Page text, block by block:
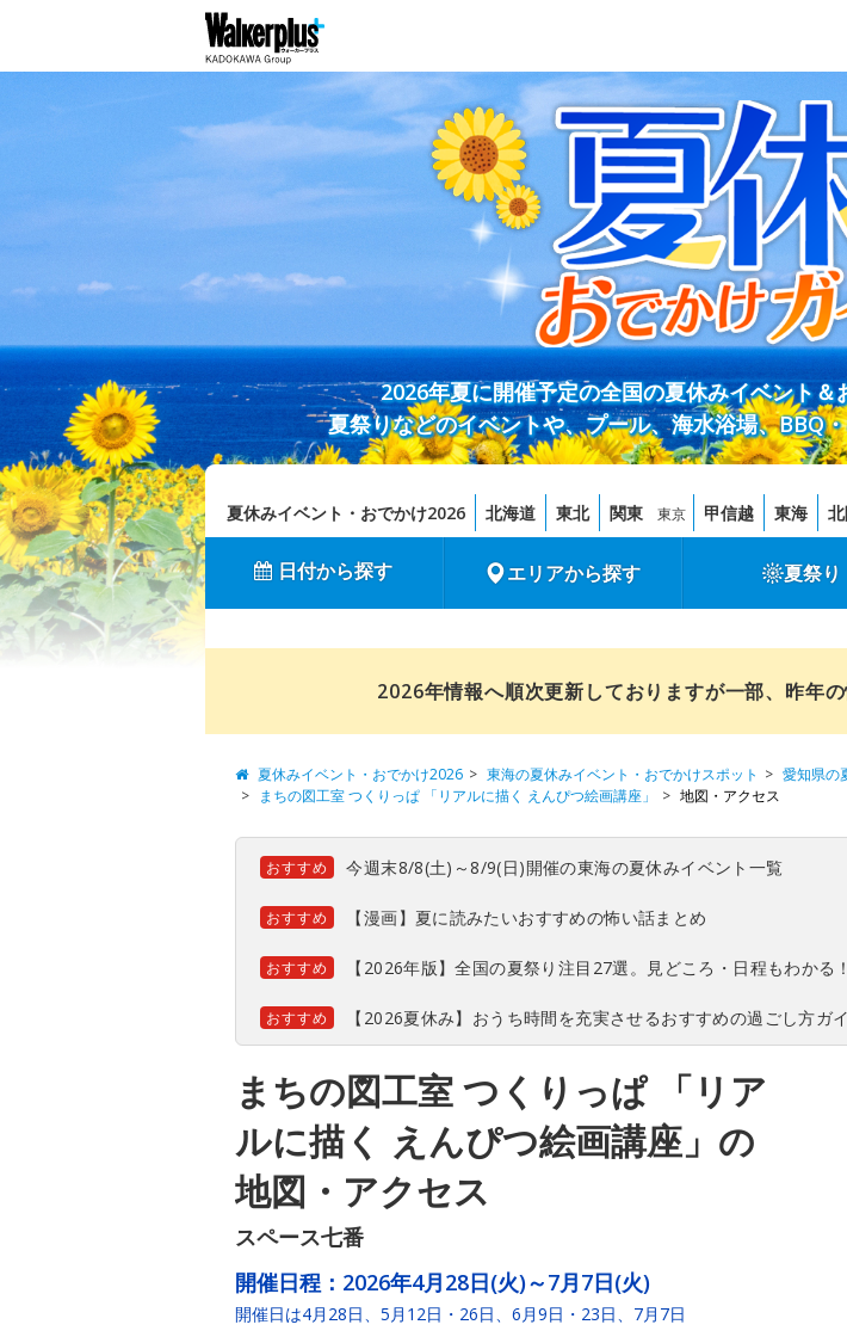
2026年夏に開催予定の全国の夏休みイベント
夏祭りなどのイベントや、プール、海水浴場、BBQ
夏休みイベント・おでかけ2026 北海道 東北 関東 東京 甲信越 東海
日付から探す エリアから探す 夏祭り
2026年情報へ順次更新しておりますが一部、昨年
夏休みイベント・おでかけ2026 東海の夏休みイベント・おでかけスポット 愛知県の
まちの図工室 つくりっぱ 「リアルに描く えんぴつ絵画講座」
地図・アクセス
おすすめ 今週末8/8(土)～8/9(日)開催の東海の夏休みイベント一覧
おすすめ 【漫画】夏に読みたいおすすめの怖い話まとめ
おすすめ 【2026年版】全国の夏祭り注目27選。見どころ・日程もわかる！
おすすめ 【2026夏休み】おうち時間を充実させるおすすめの過ごし方ガ
まちの図工室 つくりっぱ 「リア
ルに描く えんぴつ絵画講座」の
地図・アクセス
スペース七番
開催日程： 2026年4月28日(火)～7月7日(火)
開催日は4月28日、5月12日・26日、6月9日・23日、7月7日